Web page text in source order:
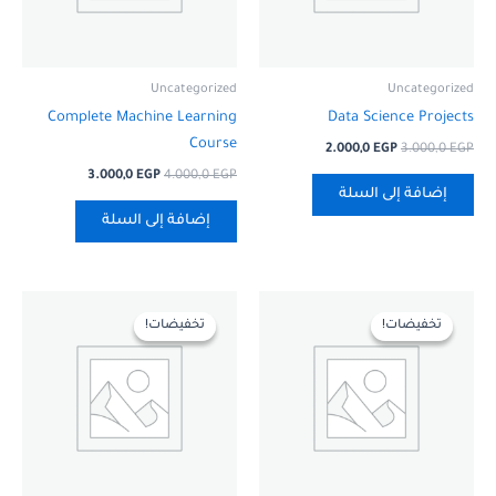
Uncategorized
Data Science Projects
3.000,0EGP
2.000,0 EGP
إضافة إلى السلة
Uncategorized
Complete Machine Learning
Course
4.000,0EGP
3.000,0 EGP
إضافة إلى السلة
تخفيضات!
تخفيضات!
الأصلي
هو:
1.500,0 EGP.
1.000,0 EGP.
تخفيضات!
تخفيضات!
الأصلي
هو:
1.500,0 EGP.
1.000,0 EGP.